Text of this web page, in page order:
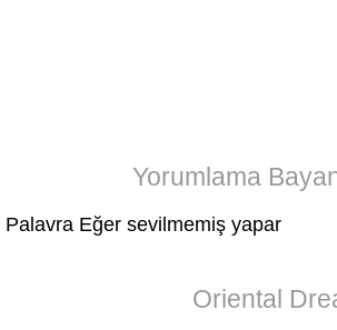
Yorumlama
Palavra Eğer sevilmemiş yapar
Oriental